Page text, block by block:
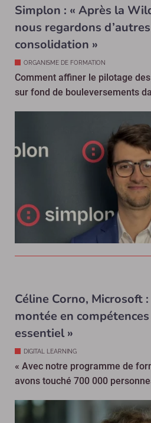
Simplon : « Après la
nous regardons
consolidation »
ORGANISME DE FORMATION
Comment affiner le pilotage
sur fond de bouleversements
Céline Corno, Microsoft
montée en compétences
essentiel »
DIGITAL LEARNING
« Avec notre programme de
avons touché 700 000